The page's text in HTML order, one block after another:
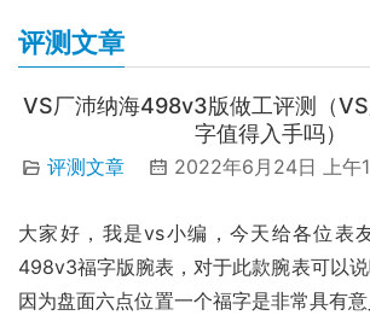
评测文章
VS厂沛纳海498v3版做工评测（
字值得入手吗）
评测文章 2022年6月24日 上午
大家好，我是vs小编，今天给各位表
498v3福字版腕表，对于此款腕表可以
因为盘面六点位置一个福字是非常具有